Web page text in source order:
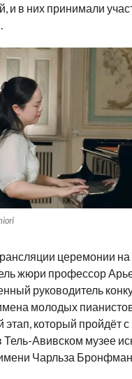
и в них принимали
церемонии на
жюри профессор
руководитель
молодых
который пройдёт
Тель-Авивском музее
Чарльза